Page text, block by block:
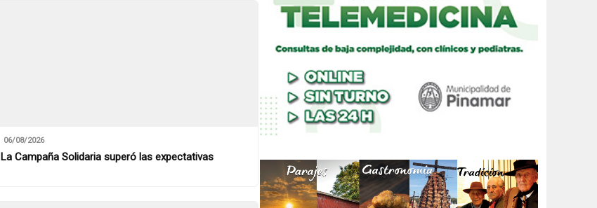
06/08/2026
La Campaña Solidaria superó las expectativas